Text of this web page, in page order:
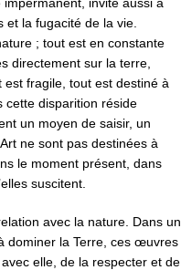
la fugacité de la vie.
; tout est en constante
directement sur la terre,
fragile, tout est destiné à
cette disparition réside
un moyen de saisir, un
ne sont pas destinées à
le moment présent, dans
suscitent.
avec la nature. Dans un
dominer la Terre, ces œuvres
elle, de la respecter et de